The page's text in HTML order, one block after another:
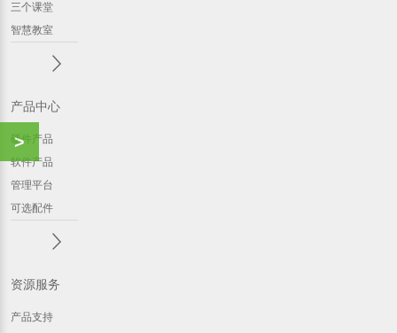
>
三个课堂
智慧教室
产品中心
硬件产品
软件产品
管理平台
可选配件
资源服务
产品支持